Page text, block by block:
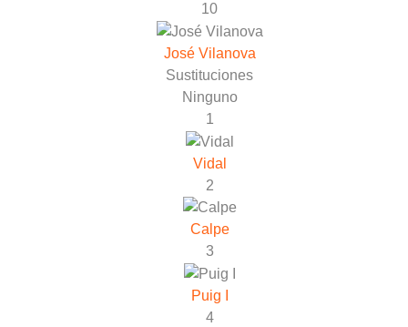
10
José Vilanova
Sustituciones
Ninguno
1
Vidal
2
Calpe
3
Puig I
4